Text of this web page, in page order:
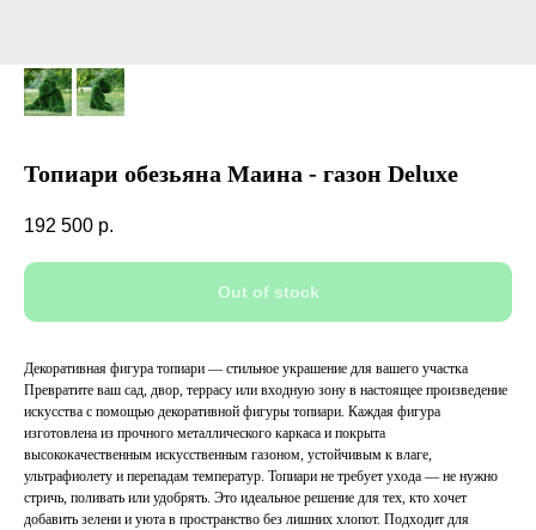
Топиари обезьяна Маина - газон Deluxe
192 500 р.
Out of stock
Декоративная фигура топиари — стильное украшение для вашего участка
Превратите ваш сад, двор, террасу или входную зону в настоящее произведение
искусства с помощью декоративной фигуры топиари. Каждая фигура
изготовлена из прочного металлического каркаса и покрыта
высококачественным искусственным газоном, устойчивым к влаге,
ультрафиолету и перепадам температур. Топиари не требует ухода — не нужно
стричь, поливать или удобрять. Это идеальное решение для тех, кто хочет
добавить зелени и уюта в пространство без лишних хлопот. Подходит для